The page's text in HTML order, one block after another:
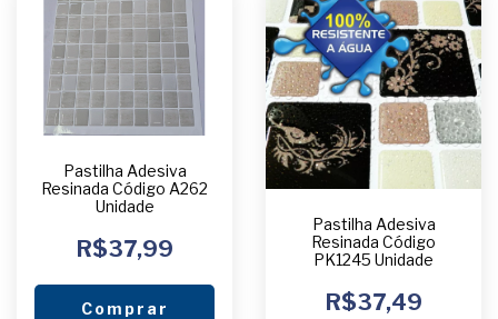
Pastilha Adesiva
Resinada Código A262
Unidade
R$37,99
Comprar
Pastilha Adesiva
Resinada Código
PK1245 Unidade
R$37,49